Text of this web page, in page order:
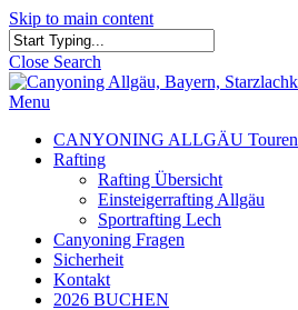
Skip to main content
Close Search
Menu
CANYONING ALLGÄU Touren
Rafting
Rafting Übersicht
Einsteigerrafting Allgäu
Sportrafting Lech
Canyoning Fragen
Sicherheit
Kontakt
2026 BUCHEN